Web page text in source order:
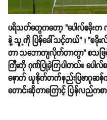
ပရိသတ်တွေကတော့ "ပေါလ်စခိုးက
နဲ့ သူ့ကို ပြန်ခေါ်သင့်တယ်" ၊ "စခိုး
တာ သဘောကျလိုက်တာကွာ" စသဖြင့်
ကြီးကို ဂုဏ်ပြုခဲ့ကြပါတယ်။ ပေါလ်စ
နောက် ယူနိုက်တက်နည်းပြဖာဂူဆ
တောင်းဆိုတာကြောင့် ပြန်လည်ကစာ